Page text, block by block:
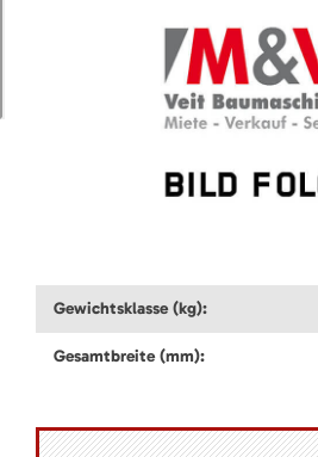
Gewichtsklasse (kg):
Gesamtbreite (mm):